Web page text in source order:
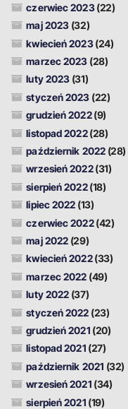
czerwiec 2023(22)
maj 2023 (32)
kwiecień 2023(24)
marzec 2023 (28)
luty 2023 (31)
styczeń 2023 (22)
grudzień 2022(9)
listopad 2022(28)
październik 2022(28)
wrzesień 2022(31)
sierpień 2022(18)
lipiec 2022 (13)
czerwiec 2022(42)
maj 2022 (29)
kwiecień 2022(33)
marzec 2022 (49)
luty 2022 (37)
styczeń 2022 (23)
grudzień 2021 (20)
listopad 2021 (27)
październik 2021 (32)
wrzesień 2021 (34)
sierpień 2021 (19)